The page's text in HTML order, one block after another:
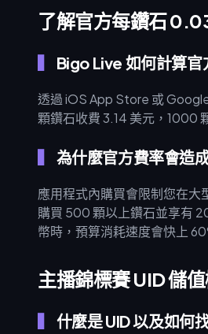
了解官方每鑽石
Bigo Live 如何計算官
透過 iOS App Store 或
顆鑽石收費 3.14 美元，1000
為什麼官方費率會造
應用程式內購買會限制您在大
購買 500 顆以上鑽石並享有
幣時，預算消耗速度會快上
主播錦標賽 UID 儲
什麼是 UID 以及如何